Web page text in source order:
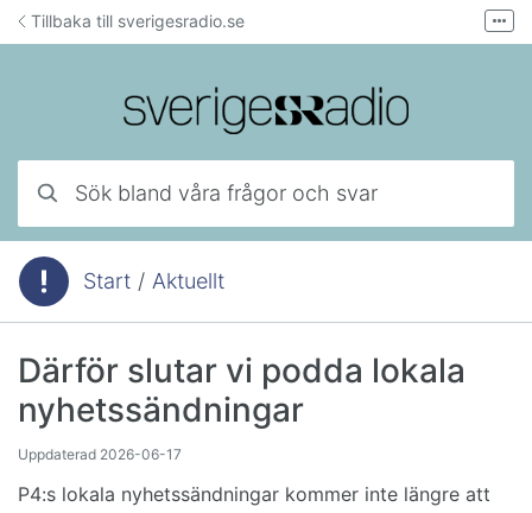
Hoppa till innehåll
Tillbaka till sverigesradio.se
Mejla lyssnarservice
Fler
Du är här:Start / Aktuellt
Därför slutar vi podda lokala
nyhetssändningar
Uppdaterad 2026-06-17
P4:s lokala nyhetssändningar kommer inte längre att